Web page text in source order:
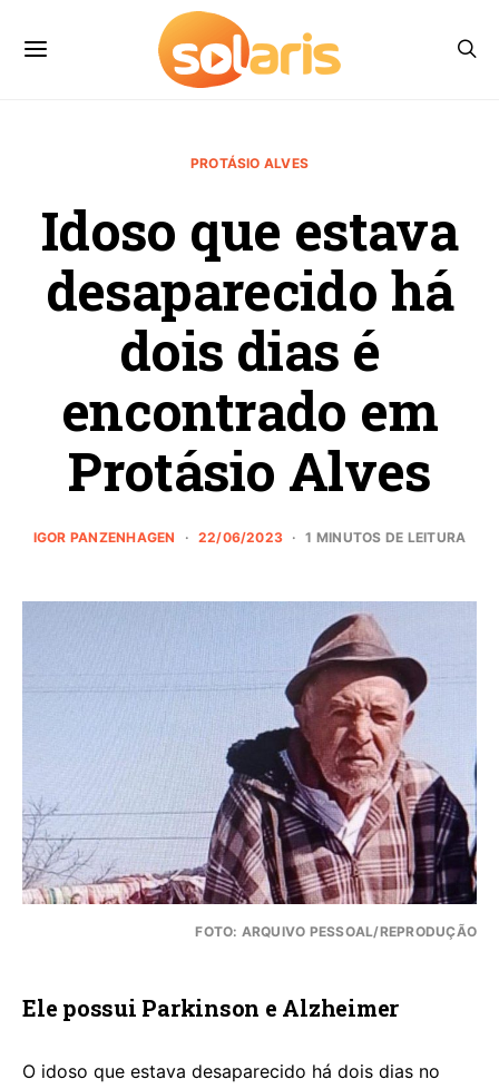
PROTÁSIO ALVES
Idoso que estava
desaparecido há
dois dias é
encontrado em
Protásio Alves
IGOR PANZENHAGEN 22/06/2023 1 MINUTOS DE LEITURA
FOTO: ARQUIVO PESSOAL/REPRODUÇÃO
Ele possui Parkinson e Alzheimer
O idoso que estava desaparecido há dois dias no